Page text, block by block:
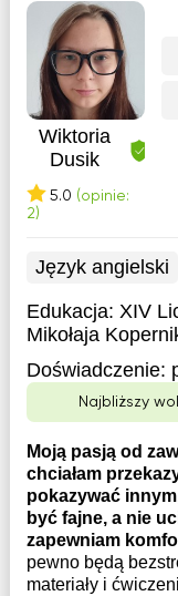
Wiktoria
Dusik
5.0 (opinie:
2)
Język angielski
Edukacja: XIV
Mikołaja
Doświadczenie:
Najbliższy
Moją pasją od
chciałam
pokazywać
być fajne, a nie
zapewniam
pewno będą
materiały i